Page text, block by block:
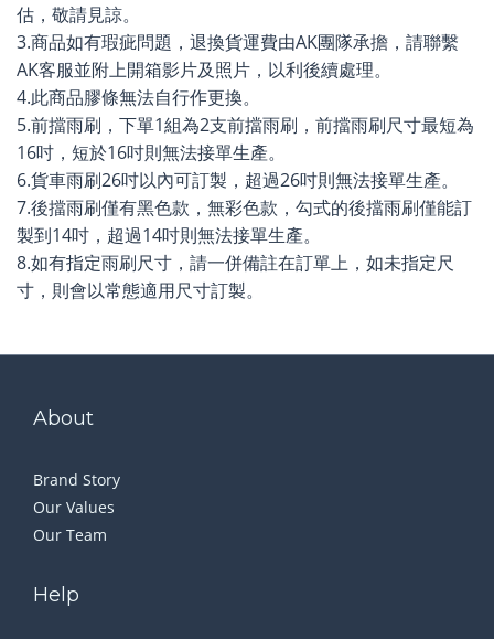
估，敬請見諒。
3.商品如有瑕疵問題，退換貨運費由AK團隊承擔，請聯繫
AK客服並附上開箱影片及照片，以利後續處理。
4.此商品膠條無法自行作更換。
5.前擋雨刷，下單1組為2支前擋雨刷，前擋雨刷尺寸最短為
16吋，短於16吋則無法接單生產。
6.貨車雨刷26吋以內可訂製，超過26吋則無法接單生產。
7.後擋雨刷僅有黑色款，無彩色款，勾式的後擋雨刷僅能訂
製到14吋，超過14吋則無法接單生產。
8.如有指定雨刷尺寸，請一併備註在訂單上，如未指定尺
寸，則會以常態適用尺寸訂製。
About
Brand Story
Our Values
Our Team
Help